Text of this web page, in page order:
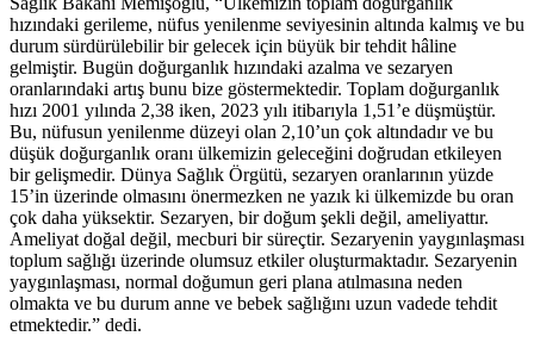
hızındaki gerileme, nüfus yenilenme seviyesinin altında kalmış ve bu
durum sürdürülebilir bir gelecek için büyük bir tehdit hâline
gelmiştir. Bugün doğurganlık hızındaki azalma ve sezaryen
oranlarındaki artış bunu bize göstermektedir. Toplam doğurganlık
hızı 2001 yılında 2,38 iken, 2023 yılı itibarıyla 1,51’e düşmüştür.
Bu, nüfusun yenilenme düzeyi olan 2,10’un çok altındadır ve bu
düşük doğurganlık oranı ülkemizin geleceğini doğrudan etkileyen
bir gelişmedir. Dünya Sağlık Örgütü, sezaryen oranlarının yüzde
15’in üzerinde olmasını önermezken ne yazık ki ülkemizde bu oran
çok daha yüksektir. Sezaryen, bir doğum şekli değil, ameliyattır.
Ameliyat doğal değil, mecburi bir süreçtir. Sezaryenin yaygınlaşması
toplum sağlığı üzerinde olumsuz etkiler oluşturmaktadır. Sezaryenin
yaygınlaşması, normal doğumun geri plana atılmasına neden
olmakta ve bu durum anne ve bebek sağlığını uzun vadede tehdit
etmektedir.” dedi.